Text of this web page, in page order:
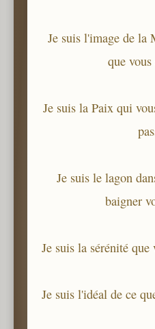
Je suis l'image de la
que vous
Je suis la Paix qui
Je suis le lagon
baigner
Je suis la sérénité
Je suis l'idéal de ce